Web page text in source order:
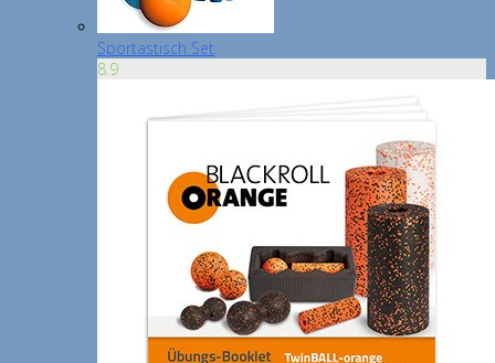
Sportastisch Set
8.9